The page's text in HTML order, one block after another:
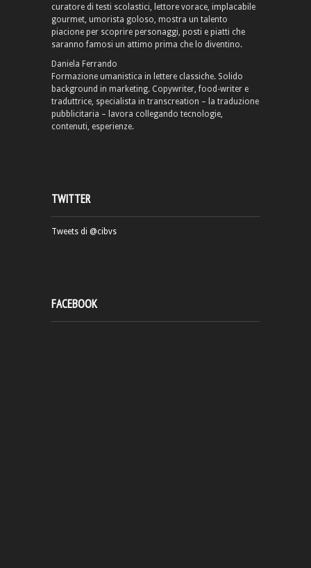
curatore di testi scolastici, lettore vorace, implacabile
gourmet, umorista goloso, mostra un talento
piacione per scoprire personaggi, posti e piatti che
saranno famosi un attimo prima che lo diventino.
Daniela Ferrando
Formazione umanistica in lettere classiche. Solido
background in marketing. Copywriter, food-writer e
traduttrice, specialista in transcreation – la traduzione
pubblicitaria – lavora collegando tecnologie,
contenuti, esperienze.
TWITTER
Tweets di @cibvs
FACEBOOK